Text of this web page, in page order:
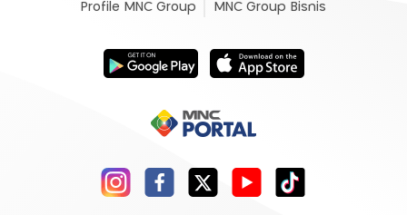
Profile MNC Group MNC Group Bisnis